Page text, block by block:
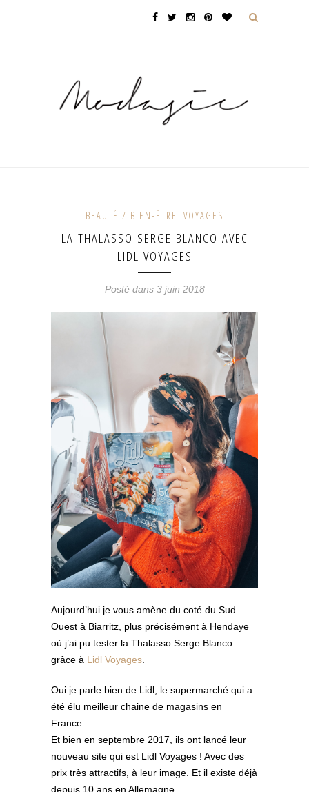
BEAUTÉ / BIEN-ÊTRE VOYAGES
LA THALASSO SERGE BLANCO AVEC
LIDL VOYAGES
Posté dans 3 juin 2018
Aujourd’hui je vous amène du coté du Sud
Ouest à Biarritz, plus précisément à Hendaye
où j’ai pu tester la Thalasso Serge Blanco
grâce à Lidl Voyages
Oui je parle bien de Lidl, le supermarché qui a
été élu meilleur chaine de magasins en
France.
Et bien en septembre 2017, ils ont lancé leur
nouveau site qui est Lidl Voyages ! Avec des
prix très attractifs, à leur image. Et il existe déjà
depuis 10 ans en Allemagne.